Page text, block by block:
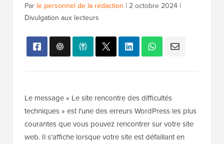
Par le personnel de la rédaction | 2 octobre 2024 |
Divulgation aux lecteurs
Le message « Le site rencontre des difficultés
techniques » est l'une des erreurs WordPress les plus
courantes que vous pouvez rencontrer sur votre site
web. Il s'affiche lorsque votre site est défaillant en